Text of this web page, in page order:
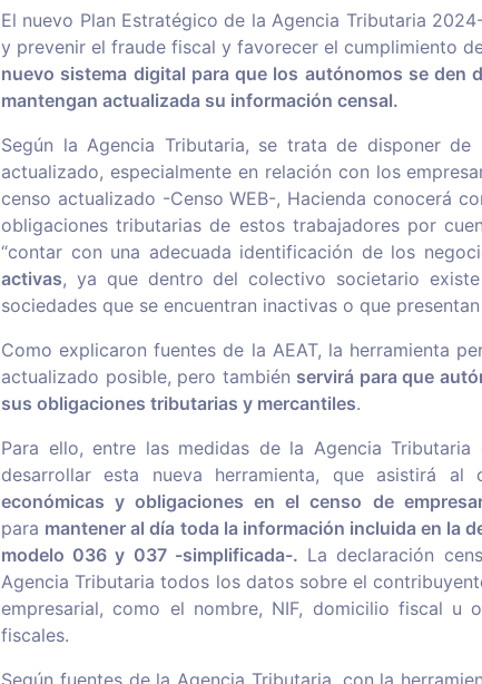
El nuevo Plan Estratégico de la Agencia Tributaria
y prevenir el fraude fiscal y favorecer el cumplimiento
nuevo sistema digital para que los autónomos se den
mantengan actualizada su información censal.
Según la Agencia Tributaria, se trata de disponer
actualizado, especialmente en relación con los
censo actualizado -Censo WEB-, Hacienda conocerá
obligaciones tributarias de estos trabajadores por
“contar con una adecuada identificación de los
activas, ya que dentro del colectivo societario
sociedades que se encuentran inactivas o que
Como explicaron fuentes de la AEAT, la herramienta
actualizado posible, pero también servirá para que
sus obligaciones tributarias y mercantiles.
Para ello, entre las medidas de la Agencia
desarrollar esta nueva herramienta, que asistirá al
económicas y obligaciones en el censo de
para mantener al día toda la información incluida en la
modelo 036 y 037 -simplificada-. La declaración
Agencia Tributaria todos los datos sobre el
empresarial, como el nombre, NIF, domicilio fiscal u
fiscales.